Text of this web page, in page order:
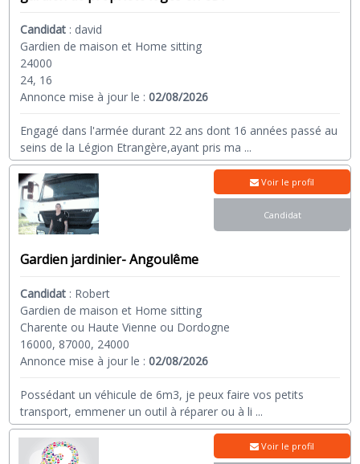
Candidat : david
Gardien de maison et Home sitting
24000
24, 16
Annonce mise à jour le :02/08/2026
Engagé dans l'armée durant 22 ans dont 16 années passé au
seins de la Légion Etrangère,ayant pris ma ...
Gardien jardinier- Angoulême
Candidat : Robert
Gardien de maison et Home sitting
Charente ou Haute Vienne ou Dordogne
16000, 87000, 24000
Annonce mise à jour le :02/08/2026
Possédant un véhicule de 6m3, je peux faire vos petits
transport, emmener un outil à réparer ou à li ...
Voir le profil
Candidat
Voir le profil